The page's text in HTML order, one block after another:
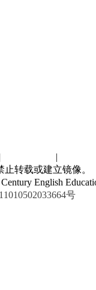
|
转载或建立镜像。
English
号